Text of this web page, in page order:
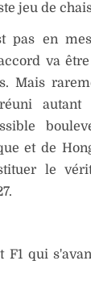
jeu de
pas en
va
Mais
autant
et de
le
F1 qui